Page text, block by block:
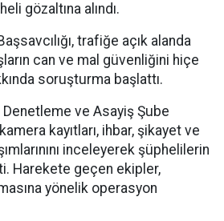
gözaltına alındı.
trafiğe açık alanda
can ve mal güvenliğini hiçe
soruşturma başlattı.
ve Asayiş Şube
kayıtları, ihbar, şikayet ve
inceleyerek şüphelilerin
Harekete geçen ekipler,
yönelik operasyon